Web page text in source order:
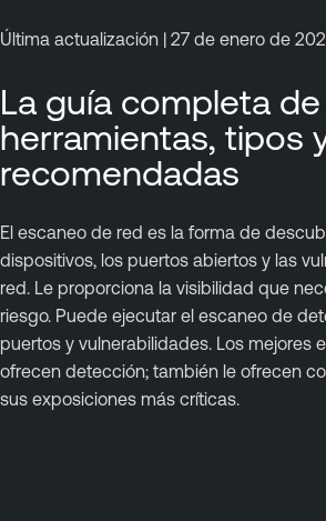
Última actualización | 27 de enero de
La guía completa de
herramientas, tipos
recomendadas
El escaneo de red es la forma de
dispositivos, los puertos abiertos y las
red. Le proporciona la visibilidad que
riesgo. Puede ejecutar el escaneo de
puertos y vulnerabilidades. Los mejores
ofrecen detección; también le ofrecen
sus exposiciones más críticas.